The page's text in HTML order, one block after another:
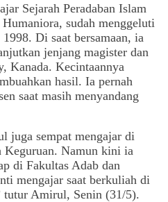
Sejarah Peradaban Islam
sudah menggeluti
Di saat bersamaan, ia
jenjang magister dan
Kanada. Kecintaannya
hasil. Ia pernah
saat masih menyandang
juga sempat mengajar di
Keguruan. Namun kini ia
di Fakultas Adab dan
mengajar saat berkuliah di
tutur Amirul, Senin (31/5).